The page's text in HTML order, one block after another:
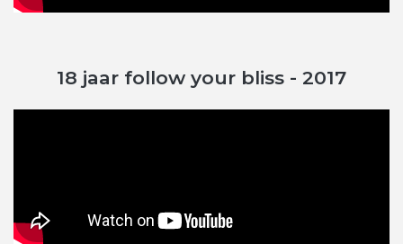
18 jaar follow your bliss - 2017